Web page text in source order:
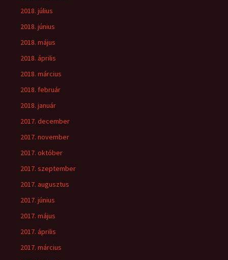
2018. július
2018. június
2018. május
2018. április
2018. március
2018. február
2018. január
2017. december
2017. november
2017. október
2017. szeptember
2017. augusztus
2017. június
2017. május
2017. április
2017. március